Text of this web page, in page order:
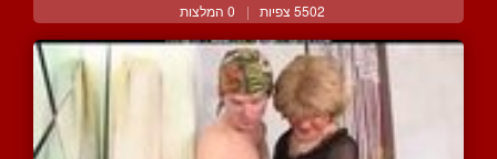
5502 צפיות | 0 המלצות